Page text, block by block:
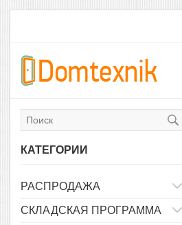
КАТЕГОРИИ
РАСПРОДАЖА
СКЛАДСКАЯ ПРОГРАММА